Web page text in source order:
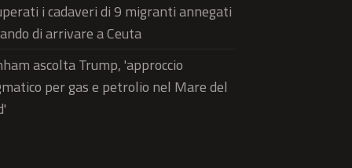
i cadaveri di 9 migranti annegati
di arrivare a Ceuta
ascolta Trump, 'approccio
per gas e petrolio nel Mare del